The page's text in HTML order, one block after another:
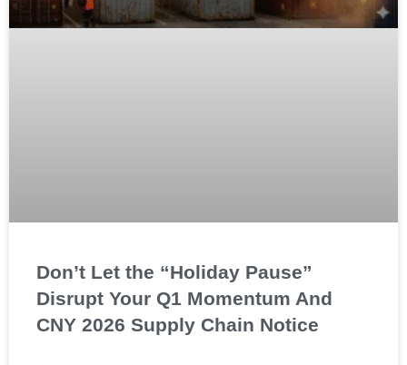
Don’t Let the “Holiday Pause”
Disrupt Your Q1 Momentum And
CNY 2026 Supply Chain Notice